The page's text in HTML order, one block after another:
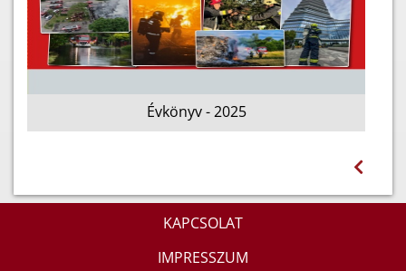
Évkönyv - 2025
KAPCSOLAT
IMPRESSZUM